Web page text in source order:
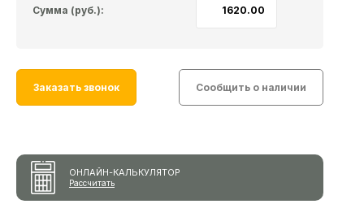
Сумма (руб.):
Заказать звонок Сообщить о наличии
ОНЛАЙН-КАЛЬКУЛЯТОР
Рассчитать